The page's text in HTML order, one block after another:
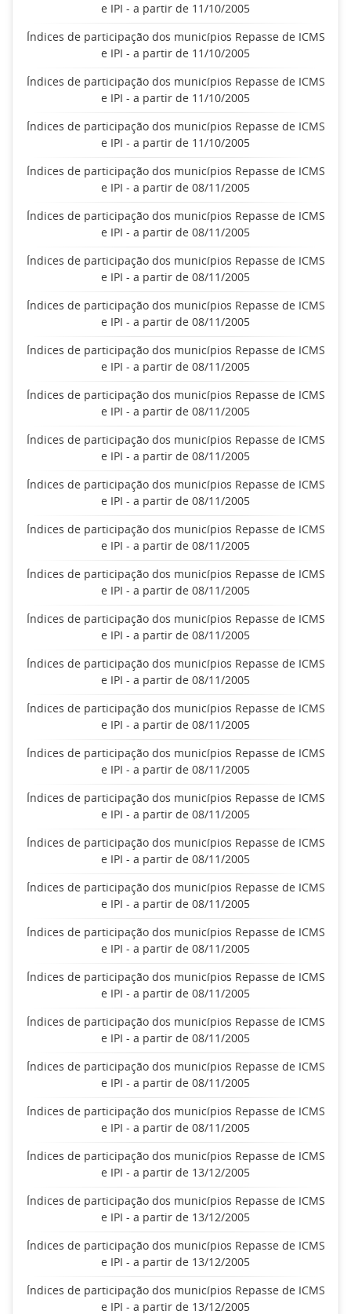
e IPI - a partir de 11/10/2005
Índices de participação dos municípios Repasse de ICMS
e IPI - a partir de 11/10/2005
Índices de participação dos municípios Repasse de ICMS
e IPI - a partir de 11/10/2005
Índices de participação dos municípios Repasse de ICMS
e IPI - a partir de 11/10/2005
Índices de participação dos municípios Repasse de ICMS
e IPI - a partir de 08/11/2005
Índices de participação dos municípios Repasse de ICMS
e IPI - a partir de 08/11/2005
Índices de participação dos municípios Repasse de ICMS
e IPI - a partir de 08/11/2005
Índices de participação dos municípios Repasse de ICMS
e IPI - a partir de 08/11/2005
Índices de participação dos municípios Repasse de ICMS
e IPI - a partir de 08/11/2005
Índices de participação dos municípios Repasse de ICMS
e IPI - a partir de 08/11/2005
Índices de participação dos municípios Repasse de ICMS
e IPI - a partir de 08/11/2005
Índices de participação dos municípios Repasse de ICMS
e IPI - a partir de 08/11/2005
Índices de participação dos municípios Repasse de ICMS
e IPI - a partir de 08/11/2005
Índices de participação dos municípios Repasse de ICMS
e IPI - a partir de 08/11/2005
Índices de participação dos municípios Repasse de ICMS
e IPI - a partir de 08/11/2005
Índices de participação dos municípios Repasse de ICMS
e IPI - a partir de 08/11/2005
Índices de participação dos municípios Repasse de ICMS
e IPI - a partir de 08/11/2005
Índices de participação dos municípios Repasse de ICMS
e IPI - a partir de 08/11/2005
Índices de participação dos municípios Repasse de ICMS
e IPI - a partir de 08/11/2005
Índices de participação dos municípios Repasse de ICMS
e IPI - a partir de 08/11/2005
Índices de participação dos municípios Repasse de ICMS
e IPI - a partir de 08/11/2005
Índices de participação dos municípios Repasse de ICMS
e IPI - a partir de 08/11/2005
Índices de participação dos municípios Repasse de ICMS
e IPI - a partir de 08/11/2005
Índices de participação dos municípios Repasse de ICMS
e IPI - a partir de 08/11/2005
Índices de participação dos municípios Repasse de ICMS
e IPI - a partir de 08/11/2005
Índices de participação dos municípios Repasse de ICMS
e IPI - a partir de 08/11/2005
Índices de participação dos municípios Repasse de ICMS
e IPI - a partir de 13/12/2005
Índices de participação dos municípios Repasse de ICMS
e IPI - a partir de 13/12/2005
Índices de participação dos municípios Repasse de ICMS
e IPI - a partir de 13/12/2005
Índices de participação dos municípios Repasse de ICMS
e IPI - a partir de 13/12/2005